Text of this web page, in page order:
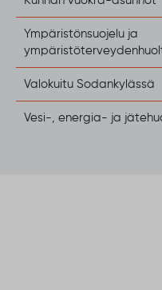
Ympäristönsuojelu ja
Valokuitu Sodankylässä
Vesi-, energia- ja